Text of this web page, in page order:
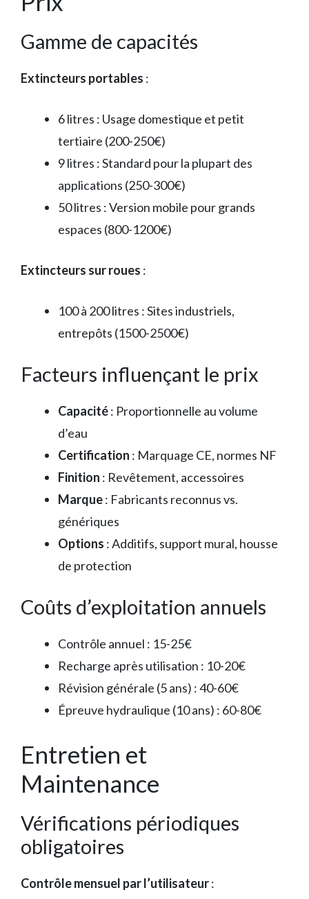
Gamme de capacités
Extincteurs portables :
6 litres : Usage domestique et petit
tertiaire (200-250€)
9 litres : Standard pour la plupart des
applications (250-300€)
50 litres : Version mobile pour grands
espaces (800-1200€)
Extincteurs sur roues :
100 à 200 litres : Sites industriels,
entrepôts (1500-2500€)
Facteurs influençant le prix
Capacité: Proportionnelle au volume
d’eau
Certification : Marquage CE, normes NF
Finition : Revêtement, accessoires
Marque: Fabricants reconnus vs.
génériques
Options : Additifs, support mural, housse
de protection
Coûts d’exploitation annuels
Contrôle annuel : 15-25€
Recharge après utilisation : 10-20€
Révision générale (5 ans) : 40-60€
Épreuve hydraulique (10 ans) : 60-80€
Entretien et
Maintenance
Vérifications périodiques
obligatoires
Contrôle mensuel par l’utilisateur: